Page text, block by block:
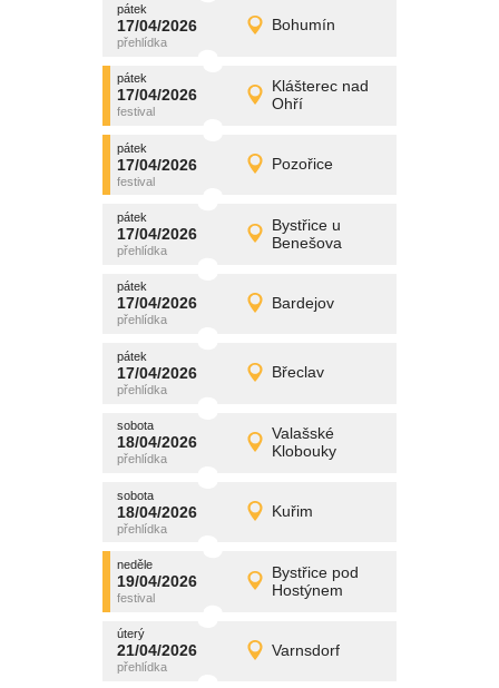
pátek
17/04/2026 Bohumín
pátek
17/04/2026 Detail
promítání
pátek
17/04/2026
Klášterec nad
Ohří
pátek
17/04/2026 Detail
promítání
pátek
17/04/2026 Pozořice
pátek
17/04/2026 Detail
promítání
pátek
17/04/2026
Bystřice u
Benešova
pátek
17/04/2026 Detail
promítání
pátek
17/04/2026 Bardejov
pátek
17/04/2026 Detail
promítání
pátek
17/04/2026 Břeclav
pátek
17/04/2026 Detail
promítání
sobota
18/04/2026
Valašské
Klobouky
sobota
18/04/2026 Detail
promítání
sobota
18/04/2026 Kuřim
sobota
18/04/2026 Detail
promítání
neděle
19/04/2026
Bystřice pod
Hostýnem
neděle
19/04/2026 Detail
promítání
úterý
21/04/2026 Varnsdorf
úterý
21/04/2026 Detail
promítání